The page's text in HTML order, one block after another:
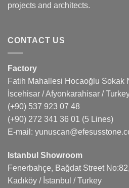
projects and architects.
CONTACT US
Factory
Fatih Mahallesi Hocaoğlu Sokak
İscehisar / Afyonkarahisar /
(+90) 537 923 07 48
(+90) 272 341 36 01 (5 Lines)
E-mail:
Istanbul Showroom
Fenerbahçe, Bağdat Street
Kadıköy / İstanbul / Turkey